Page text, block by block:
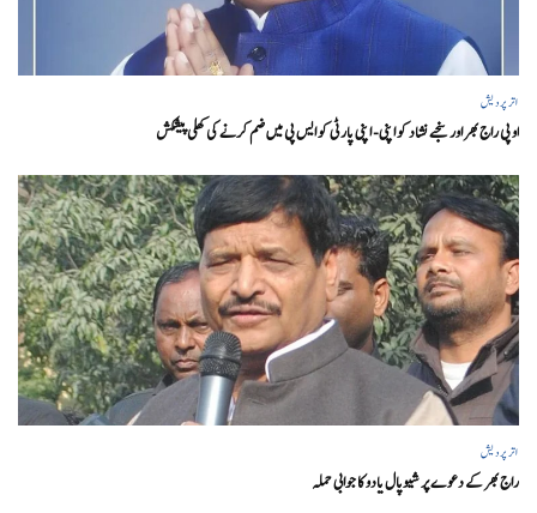
اتر پردیش
او پی راج بھر اور سنجے نشاد کو اپنی- اپنی پارٹی کو ایس پی میں ضم کرنے کی کھلی پیشکش
اتر پردیش
راج بھر کے دعوے پر شیوپال یادو کا جوابی حملہ